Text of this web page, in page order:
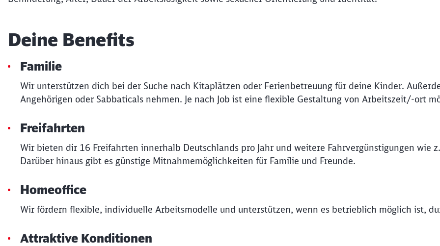
Deine Benefits
Familie
Wir unterstützen dich bei der Suche nach Kitaplätzen oder Ferienbetreuung für deine Kinder.
Angehörigen oder Sabbaticals nehmen. Je nach Job ist eine flexible Gestaltung von Arbeitszeit/-ort
Freifahrten
Wir bieten dir 16 Freifahrten innerhalb Deutschlands pro Jahr und weitere Fahrvergünstigungen wie
Darüber hinaus gibt es günstige Mitnahmemöglichkeiten für Familie und Freunde.
Homeoffice
Wir fördern flexible, individuelle Arbeitsmodelle und unterstützen, wenn es betrieblich möglich ist,
Attraktive Konditionen